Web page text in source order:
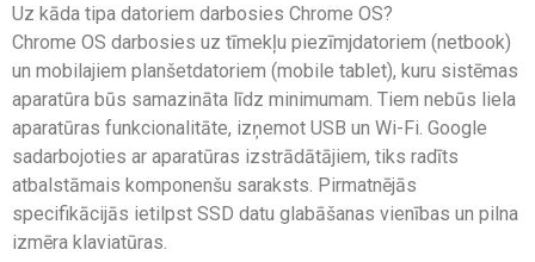
Uz kāda tipa datoriem darbosies Chrome OS?
Chrome OS darbosies uz tīmekļu piezīmjdatoriem (netbook)
un mobilajiem planšetdatoriem (mobile tablet), kuru sistēmas
aparatūra būs samazināta līdz minimumam. Tiem nebūs liela
aparatūras funkcionalitāte, izņemot USB un Wi-Fi. Google
sadarbojoties ar aparatūras izstrādātājiem, tiks radīts
atbalstāmais komponenšu saraksts. Pirmatnējās
specifikācijās ietilpst SSD datu glabāšanas vienības un pilna
izmēra klaviatūras.